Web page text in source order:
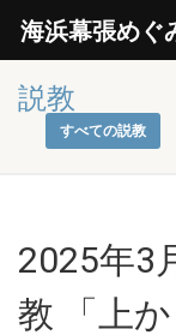
説教
すべての説教
2025年3
教 「上
海浜幕張めぐ